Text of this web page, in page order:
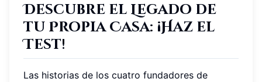
Descubre el Legado de
tu Propia Casa: ¡Haz el
Test!
Las historias de los cuatro fundadores de